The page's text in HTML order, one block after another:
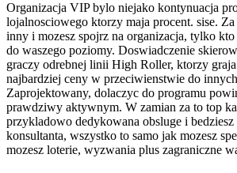
Organizacja VIP bylo niejako kontynuacja
lojalnosciowego ktorzy maja procent. sise.
inny i mozesz spojrz na organizacja, tylko
do waszego poziomy. Doswiadczenie
graczy odrebnej linii High Roller, ktorzy
najbardziej ceny w przeciwienstwie do
Zaprojektowany, dolaczyc do programu
prawdziwy aktywnym. W zamian za to top
przykladowo dedykowana obsluge i
konsultanta, wszystko to samo jak mozesz
mozesz loterie, wyzwania plus zagraniczne